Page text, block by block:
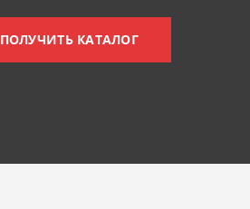
ПОЛУЧИТЬ КАТАЛОГ